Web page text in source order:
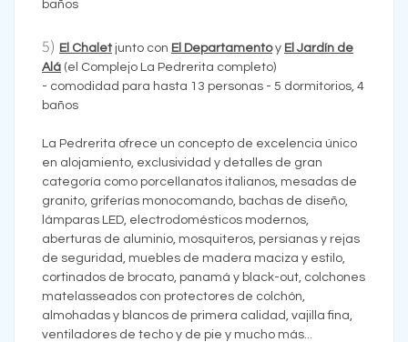
baños
5) El Chalet junto con El Departamentoy El Jardín de
Alá (el Complejo La Pedrerita completo)
- comodidad para hasta 13 personas - 5 dormitorios, 4
baños
La Pedrerita ofrece un concepto de excelencia único
en alojamiento, exclusividad y detalles de gran
categoría como porcellanatos italianos, mesadas de
granito, griferías monocomando, bachas de diseño,
lámparas LED, electrodomésticos modernos,
aberturas de aluminio, mosquiteros, persianas y rejas
de seguridad, muebles de madera maciza y estilo,
cortinados de brocato, panamá y black-out, colchones
matelasseados con protectores de colchón,
almohadas y blancos de primera calidad, vajilla fina,
ventiladores de techo y de pie y mucho más...